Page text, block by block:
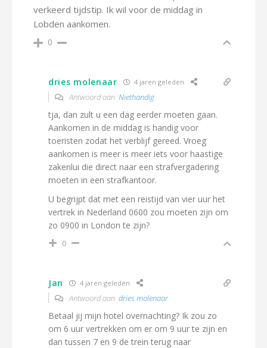
verkeerd tijdstip. Ik wil voor de middag in
Lobden aankomen.
0
dries molenaar 4 jaren geleden
Antwoord aan Niethandig
tja, dan zult u een dag eerder moeten gaan.
Aankomen in de middag is handig voor
toeristen zodat het verblijf gereed. Vroeg
aankomen is meer is meer iets voor haastige
zakenlui die direct naar een strafvergadering
moeten in een strafkantoor.
U begrijpt dat met een reistijd van vier uur het
vertrek in Nederland 0600 zou moeten zijn om
zo 0900 in London te zijn?
0
Jan 4 jaren geleden
Antwoord aan dries molenaar
Betaal jij mijn hotel overnachting? Ik zou zo
om 6 uur vertrekken om er om 9 uur te zijn en
dan tussen 7 en 9 de trein terug naar